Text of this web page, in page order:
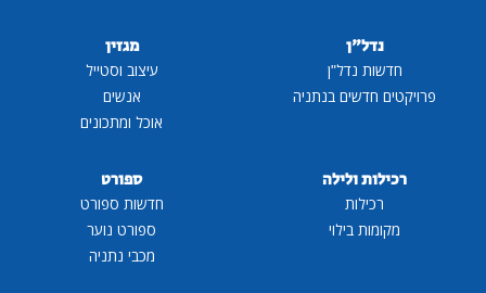
נדל"ן
חדשות נדל"ן
פרויקטים חדשים בנתניה
מגזין
עיצוב וסטייל
אנשים
אוכל ומתכונים
רכילות ולילה
רכילות
מקומות בילוי
ספורט
חדשות ספורט
ספורט נוער
מכבי נתניה